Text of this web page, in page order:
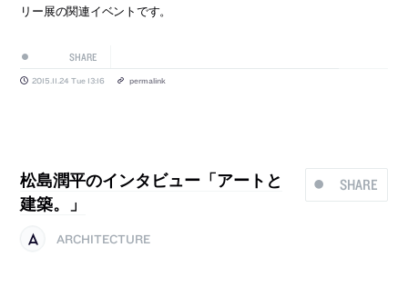
リー展の関連イベントです。
SHARE
2015.11.24 Tue 13:16 permalink
SHARE
松島潤平のインタビュー「アートと
建築。」
ARCHITECTURE